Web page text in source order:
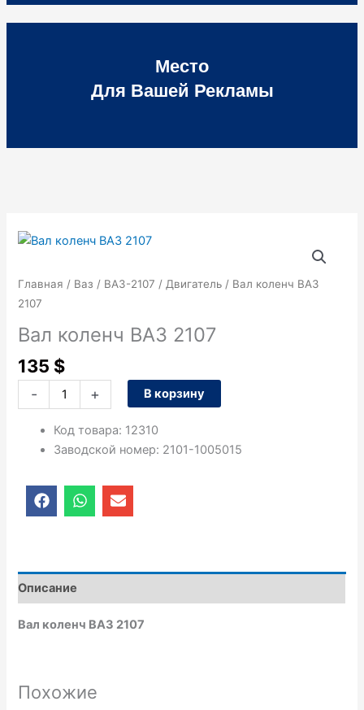
Место
Для Вашей Рекламы
Главная / Ваз / ВАЗ-2107 / Двигатель / Вал коленч ВАЗ
2107
Вал коленч ВАЗ 2107
135 $
-
Количество
Вал
коленч
2107
+ В корзину
Код товара: 12310
Заводской номер: 2101-1005015
F
a
o
o
k
W
h
a
p
E
n
o
e
Описание
Вал коленч ВАЗ 2107
Похожие